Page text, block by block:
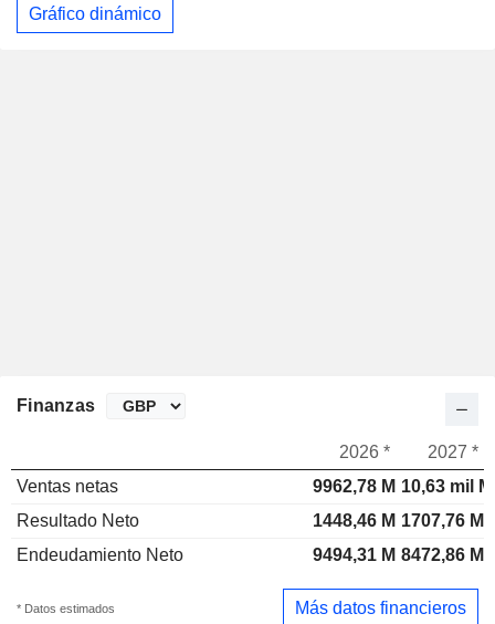
Gráfico dinámico
Finanzas
2026 *
2027 *
Ventas netas
9962,78 M 10,63 mil M
Resultado Neto
1448,46 M 1707,76 M
Endeudamiento Neto
9494,31 M 8472,86 M
* Datos estimados Más datos financieros